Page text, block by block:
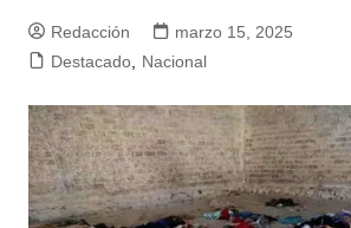
Redacción
marzo 15, 2025
Destacado, Nacional